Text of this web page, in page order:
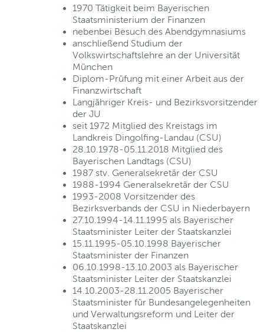
1970 Tätigkeit beim Bayerischen
Staatsministerium der Finanzen
nebenbei Besuch des Abendgymnasiums
anschließend Studium der
Volkswirtschaftslehre an der Universität
München
Diplom-Prüfung mit einer Arbeit aus der
Finanzwirtschaft
Langjähriger Kreis- und Bezirksvorsitzender
der JU
seit 1972 Mitglied des Kreistags im
Landkreis Dingolfing-Landau (CSU)
28.10.1978-05.11.2018 Mitglied des
Bayerischen Landtags (CSU)
1987 stv. Generalsekretär der CSU
1988-1994 Generalsekretär der CSU
1993-2008 Vorsitzender des
Bezirksverbands der CSU in Niederbayern
27.10.1994-14.11.1995 als Bayerischer
Staatsminister Leiter der Staatskanzlei
15.11.1995-05.10.1998 Bayerischer
Staatsminister der Finanzen
06.10.1998-13.10.2003 als Bayerischer
Staatsminister Leiter der Staatskanzlei
14.10.2003-28.11.2005 Bayerischer
Staatsminister für Bundesangelegenheiten
und Verwaltungsreform und Leiter der
Staatskanzlei